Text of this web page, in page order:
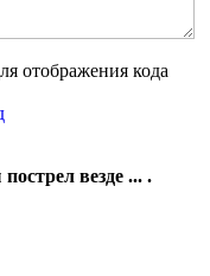
везде ... .